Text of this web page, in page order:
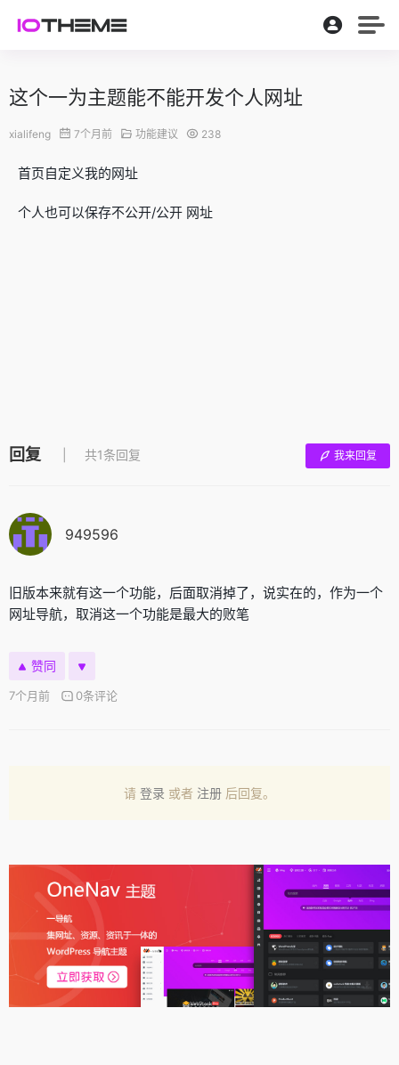
这个一为主题能不能开发个人网址
xialifeng 7个月前 功能建议 238
首页自定义我的网址
个人也可以保存不公开/公开 网址
回复 共1条回复 我来回复
949596
旧版本来就有这一个功能，后面取消掉了，说实在的，作为一个
网址导航，取消这一个功能是最大的败笔
赞同
7个月前 0条评论
请 登录 或者 注册 后回复。